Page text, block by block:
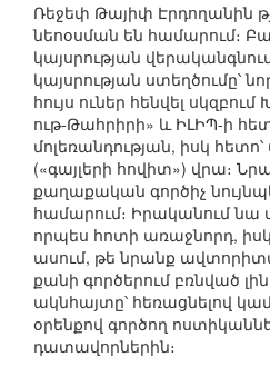
Ռեջեփ Թայիփ Էրդողանին
նեոօսման են համարում։
կայսրության
կայսրության ստեղծումը՝
հույս ուներ հենվել
ութ-Թահրիրի» և ԻԼԻՊ-ի
մոլեռանդության, իսկ
(«գայլերի հովիտ») վրա։
քաղաքական գործիչ
համարում։ Իրականում նա
որպես հոտի առաջնորդ,
ասում, թե նրանք
քանի գործերում բռնված
ակնհայտը՝ հեռացնելով
օրենքով գործող
դատավորներին։